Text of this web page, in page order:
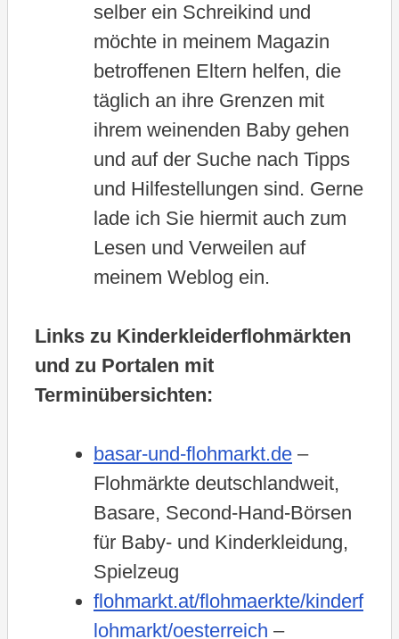
selber ein Schreikind und
möchte in meinem Magazin
betroffenen Eltern helfen, die
täglich an ihre Grenzen mit
ihrem weinenden Baby gehen
und auf der Suche nach Tipps
und Hilfestellungen sind. Gerne
lade ich Sie hiermit auch zum
Lesen und Verweilen auf
meinem Weblog ein.
Links zu Kinderkleiderflohmärkten
und zu Portalen mit
Terminübersichten:
basar-und-flohmarkt.de –
Flohmärkte deutschlandweit,
Basare, Second-Hand-Börsen
für Baby- und Kinderkleidung,
Spielzeug
flohmarkt.at/flohmaerkte/kinderf
lohmarkt/oesterreich –